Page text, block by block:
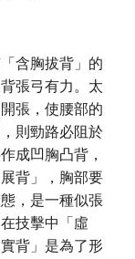
含胸拔背」的
張弓有力。太
張，使腰部的
則勁路必阻於
成凹胸凸背，
背」，胸部要
，是一種似張
技擊中「虛
背」是為了形